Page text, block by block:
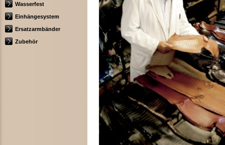
Wasserfest
Einhängesystem
Ersatzarmbänder
Zubehör